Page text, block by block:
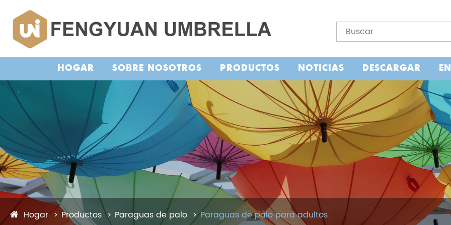
HOGAR SOBRE NOSOTROS PRODUCTOS NOTICIAS DESCARGAR
Hogar Productos Paraguas de palo Paraguas de palo para adultos